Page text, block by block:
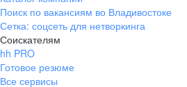
Поиск по вакансиям во Владивостоке
Сетка: соцсеть для нетворкинга
Соискателям
hh PRO
Готовое резюме
Все сервисы